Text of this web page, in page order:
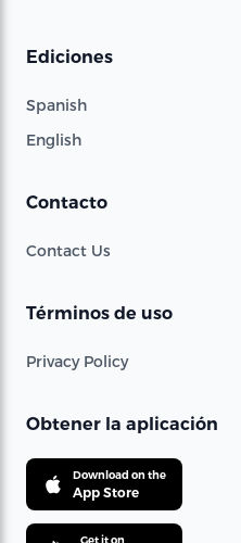
Ediciones
Spanish
English
Contacto
Contact Us
Términos de uso
Privacy Policy
Obtener la aplicación
Download on the
App Store
Get it on